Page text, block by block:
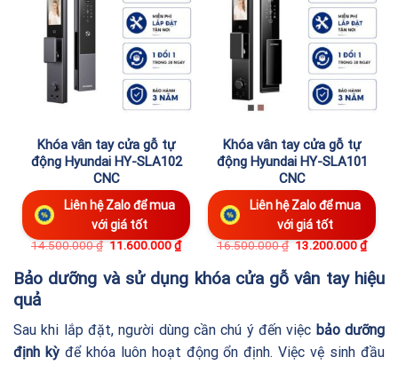
Khóa vân tay cửa gỗ tự
động Hyundai HY-SLA102
CNC
Liên hệ Zalo để mua
với giá tốt
14.500.000₫ Giá
14.500.000 ₫.
11.600.000₫Giá
hiện
là:
11.600.000 ₫.
Khóa vân tay cửa gỗ tự
động Hyundai HY-SLA101
CNC
Liên hệ Zalo để mua
với giá tốt
16.500.000₫ 13.200.000₫
Bảo dưỡng và sử dụng khóa cửa gỗ vân tay hiệu
quả
Sau khi lắp đặt, người dùng cần chú ý đến việc bảo dưỡng
định kỳđể khóa luôn hoạt động ổn định. Việc vệ sinh đầu